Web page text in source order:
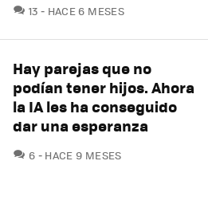
13 COMENTARIOS
HACE 6 MESES
Hay parejas que no
podían tener hijos. Ahora
la IA les ha conseguido
dar una esperanza
6 COMENTARIOS
HACE 9 MESES